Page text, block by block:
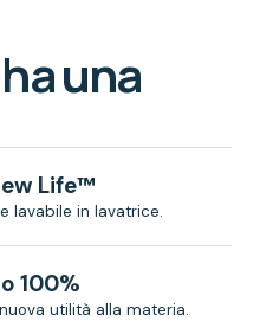
una
Life™
lavabile in lavatrice.
100%
utilità alla materia.